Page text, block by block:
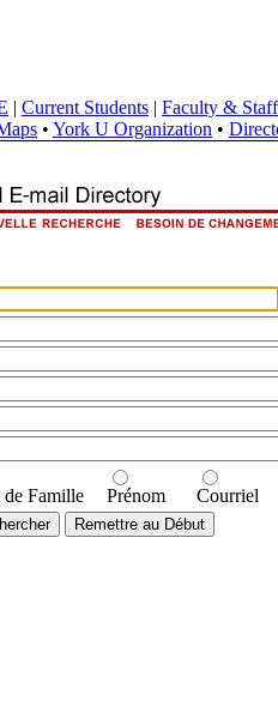
| Current Students | Faculty & Staff
• York U Organization •
de Famille Prénom Courriel